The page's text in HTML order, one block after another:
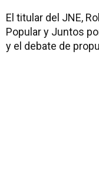
El titular del JNE,
Popular y Juntos
y el debate de